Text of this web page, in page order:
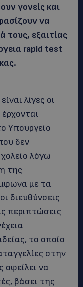
γονείς και
να
τους, εξαιτίας
rapid test
λίγες οι
Υπουργείο
δεν
λόγω
της
με τα
διευθύνσεις
περιπτώσεις
το οποίο
στην
οφείλει να
βάσει της